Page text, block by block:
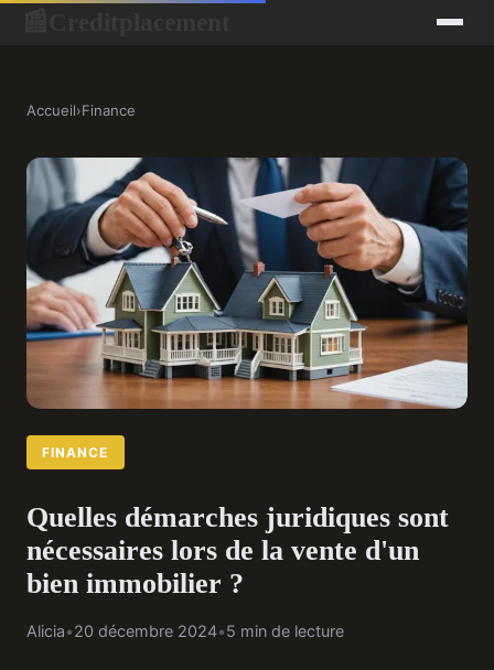
Accueil›Finance
FINANCE
Quelles démarches juridiques sont
nécessaires lors de la vente d'un
bien immobilier ?
Alicia•20 décembre 2024•5 min de lecture